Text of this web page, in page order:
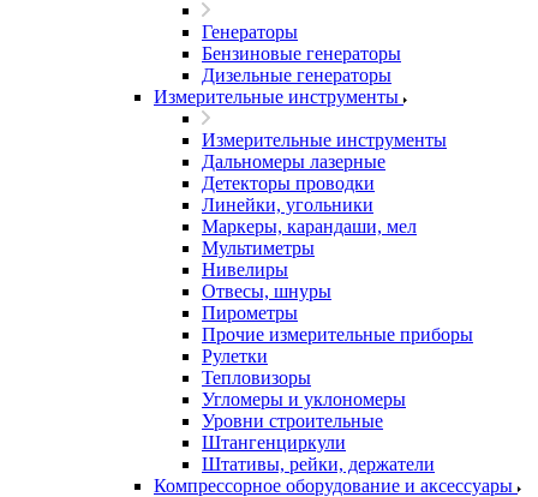
Генераторы
Бензиновые генераторы
Дизельные генераторы
Измерительные инструменты
Измерительные инструменты
Дальномеры лазерные
Детекторы проводки
Линейки, угольники
Маркеры, карандаши, мел
Мультиметры
Нивелиры
Отвесы, шнуры
Пирометры
Прочие измерительные приборы
Рулетки
Тепловизоры
Угломеры и уклономеры
Уровни строительные
Штангенциркули
Штативы, рейки, держатели
Компрессорное оборудование и аксессуары